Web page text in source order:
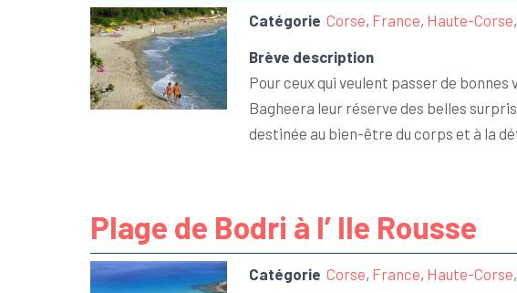
Catégorie Corse, France, Haute-Corse,
Brève description
Pour ceux qui veulent passer de
Bagheera leur réserve des belles
destinée au bien-être du corps et à la
Plage de Bodri à l’ Ile Rousse
Catégorie Corse, France, Haute-Corse,